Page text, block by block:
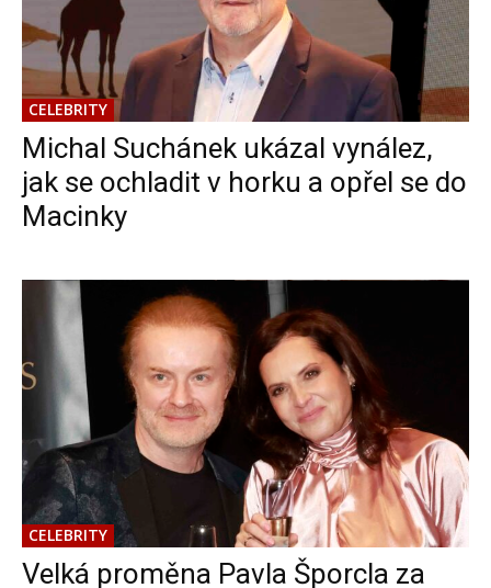
CELEBRITY
Michal Suchánek ukázal vynález,
jak se ochladit v horku a opřel se do
Macinky
CELEBRITY
Velká proměna Pavla Šporcla za